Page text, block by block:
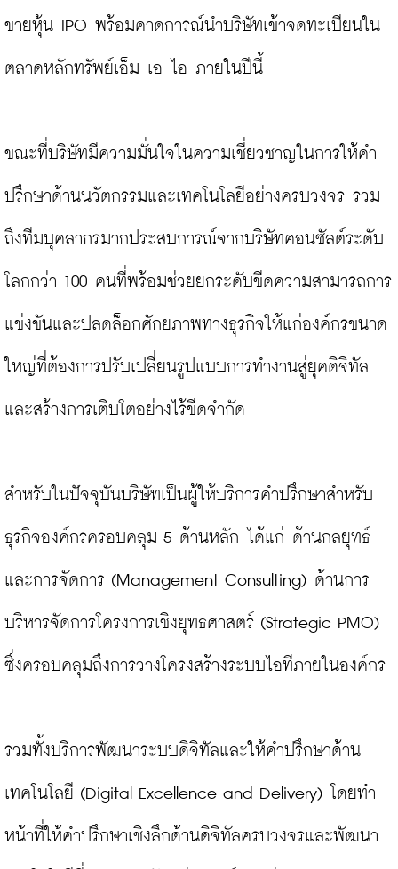
ขายหุ้น IPO พร้อมคาดการณ์นำบริษัทเข้าจดทะเบียนใน
ตลาดหลักทรัพย์เอ็ม เอ ไอ ภายในปีนี้
ขณะที่บริษัทมีความมั่นใจในความเชี่ยวชาญในการให้คำ
ปรึกษาด้านนวัตกรรมและเทคโนโลยีอย่างครบวงจร รวม
ถึงทีมบุคลากรมากประสบการณ์จากบริษัทคอนซัลต์ระดับ
โลกกว่า 100 คนที่พร้อมช่วยยกระดับขีดความสามารถการ
แข่งขันและปลดล็อกศักยภาพทางธุรกิจให้แก่องค์กรขนาด
ใหญ่ที่ต้องการปรับเปลี่ยนรูปแบบการทำงานสู่ยุคดิจิทัล
และสร้างการเติบโตอย่างไร้ขีดจำกัด
สำหรับในปัจจุบันบริษัทเป็นผู้ให้บริการคำปรึกษาสำหรับ
ธุรกิจองค์กรครอบคลุม 5 ด้านหลัก ได้แก่ ด้านกลยุทธ์
และการจัดการ (Management Consulting) ด้านการ
บริหารจัดการโครงการเชิงยุทธศาสตร์ (Strategic PMO)
ซึ่งครอบคลุมถึงการวางโครงสร้างระบบไอทีภายในองค์กร
รวมทั้งบริการพัฒนาระบบดิจิทัลและให้คำปรึกษาด้าน
เทคโนโลยี (Digital Excellence and Delivery) โดยทำ
หน้าที่ให้คำปรึกษาเชิงลึกด้านดิจิทัลครบวงจรและพัฒนา